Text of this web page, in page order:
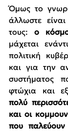
Όμως το
άλλωστε
τους: ο
μάχεται
πολιτική
και για την
συστήματος
φτώχια και
πολύ
και οι
που παλεύουν